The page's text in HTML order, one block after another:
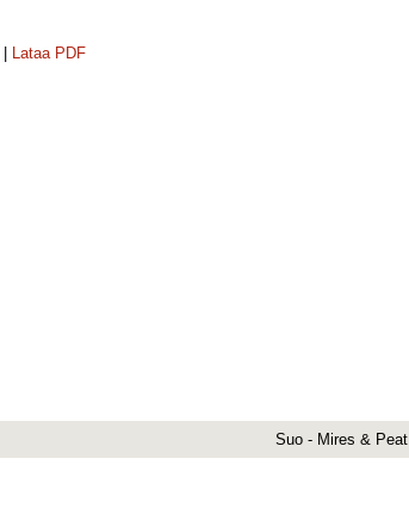
Lataa PDF
Suo - Mires & Peat